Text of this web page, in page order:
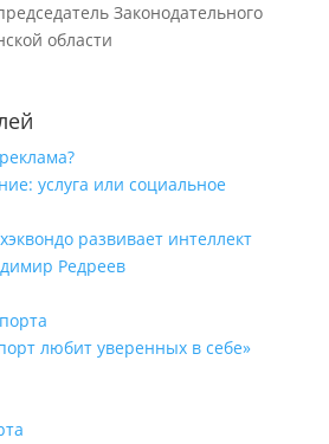
Законодательного
области
услуга или социальное
развивает интеллект
Редреев
любит уверенных в себе»